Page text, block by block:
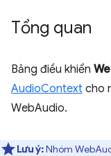
Tổng quan
Bảng điều khiển
AudioContext cho
WebAudio.
Lưu ý:Nhóm